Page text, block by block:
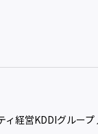
ィ経営KDDIグループ